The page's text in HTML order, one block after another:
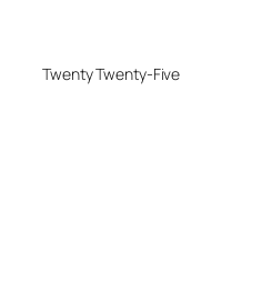
Twenty Twenty-Five